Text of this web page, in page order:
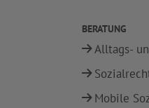
BERATUNG
Alltags-
Mobile